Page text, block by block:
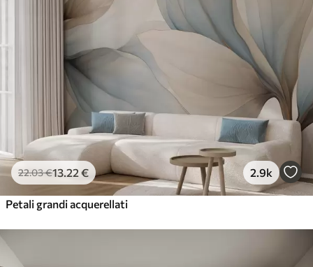
22.03€13.22 € 2.9k
Petali grandi acquerellati